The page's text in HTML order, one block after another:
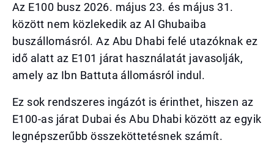
Az E100 busz 2026. május 23. és május 31.
között nem közlekedik az Al Ghubaiba
buszállomásról. Az Abu Dhabi felé utazóknak ez
idő alatt az E101 járat használatát javasolják,
amely az Ibn Battuta állomásról indul.
Ez sok rendszeres ingázót is érinthet, hiszen az
E100-as járat Dubai és Abu Dhabi között az egyik
legnépszerűbb összeköttetésnek számít.